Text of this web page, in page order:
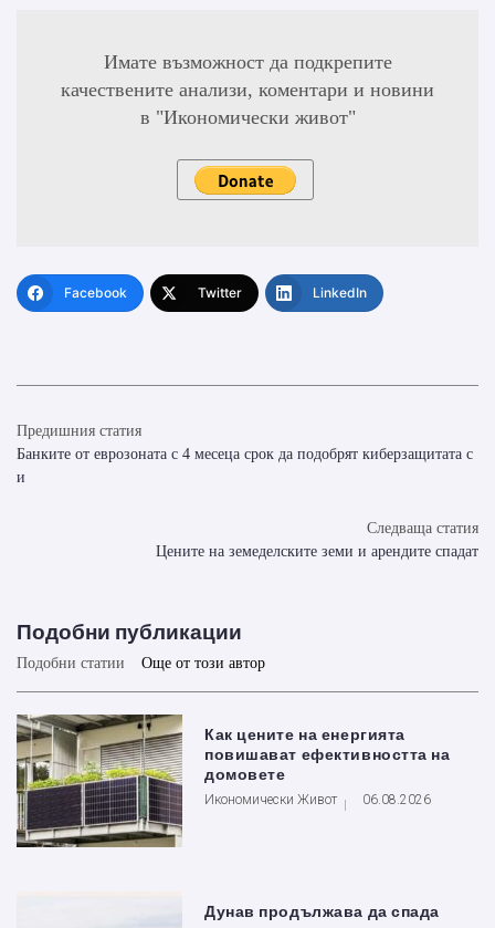
Имате възможност да подкрепите
качествените анализи, коментари и новини
в "Икономически живот"
Facebook Twitter LinkedIn
Предишния статия
Банките от еврозоната с 4 месеца срок да подобрят киберзащитата с
и
Следваща статия
Цените на земеделските земи и арендите спадат
Подобни публикации
Подобни статии Още от този автор
Как цените на енергията
повишават ефективността на
домовете
Икономически Живот 06.08.2026
Дунав продължава да спада